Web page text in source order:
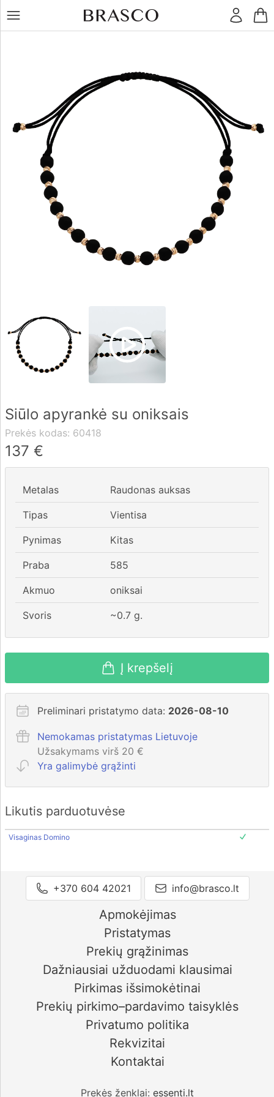
LT
Pakabukai
Apyrankės
Grandinėlės
Pristatymas
Apmokėjimas
Rekvizitai
Kontaktai
604 42021
Siūlo apyrankė su oniksais
Prekės kodas: 60418
137 €
Metalas Raudonas auksas
Tipas Vientisa
Pynimas Kitas
Praba 585
Akmuo oniksai
Svoris ~0.7 g.
Į krepšelį
Preliminari pristatymo data: 2026-08-10
Nemokamas pristatymas Lietuvoje
Užsakymams virš 20 €
Yra galimybė grąžinti
Likutis parduotuvėse
Visaginas Domino
+370 604 42021 info@brasco.lt
Apmokėjimas
Pristatymas
Prekių grąžinimas
Dažniausiai užduodami klausimai
Pirkimas išsimokėtinai
Prekių pirkimo–pardavimo taisyklės
Privatumo politika
Rekvizitai
Kontaktai
Prekės ženklai: essenti.lt